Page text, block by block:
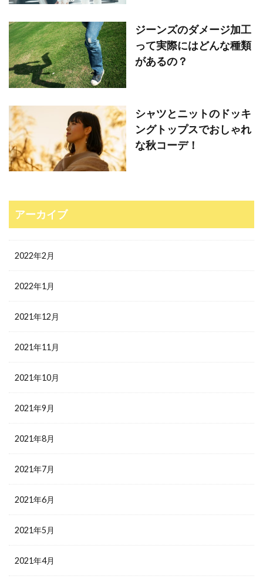
ジーンズのダメージ加工
って実際にはどんな種類
があるの？
シャツとニットのドッキ
ングトップスでおしゃれ
な秋コーデ！
アーカイブ
2022年2月
2022年1月
2021年12月
2021年11月
2021年10月
2021年9月
2021年8月
2021年7月
2021年6月
2021年5月
2021年4月